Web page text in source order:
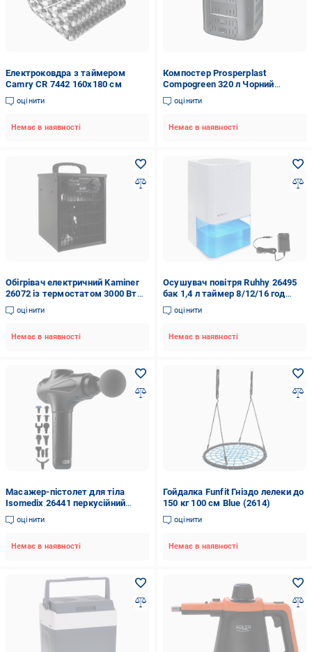
Електроковдра з таймером
Camry CR 7442 160х180 см
оцінити
Немає в наявності
Компостер Prosperplast
Compogreen 320 л Чорний
(IKL320C-S411)
оцінити
Немає в наявності
Обігрівач електричний Kaminer
26072 із термостатом 3000 Вт
IPX4 (26072)
оцінити
Немає в наявності
Осушувач повітря Ruhhy 26495
бак 1,4 л таймер 8/12/16 год
LED-підсвітка 36 Вт Білий
оцінити
Немає в наявності
Масажер-пістолет для тіла
Isomedix 26441 перкусійний
(26441)
оцінити
Немає в наявності
Гойдалка Funfit Гніздо лелеки до
150 кг 100 см Blue (2614)
оцінити
Немає в наявності